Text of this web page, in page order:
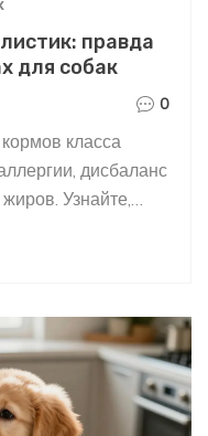
правда
для собак
0
класса
дисбаланс
Узнайте,